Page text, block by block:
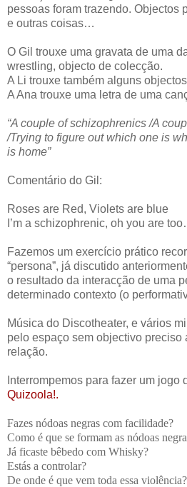
pessoas foram trazendo. Objectos
e outras coisas…
O Gil trouxe uma gravata de uma
wrestling, objecto de colecção.
A Li trouxe também alguns
A Ana trouxe uma letra de uma
“A couple of schizophrenics /A
/Trying to figure out which one is
is home”
Comentário do Gil:
Roses are Red, Violets are blue
I’m a schizophrenic, oh you are
Fazemos um exercício prático
“persona”, já discutido
o resultado da interacção de uma
determinado contexto (o
Música do Discotheater, e vários
pelo espaço sem objectivo preciso
relação.
Interrompemos para fazer um jogo
Quizoola!.
Fazes nódoas negras com facilidade?
Como é que se formam as nódoas
Já ficaste bêbedo com Whisky?
Estás a controlar?
De onde é que vem toda essa violência?